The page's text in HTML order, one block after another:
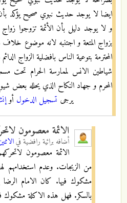
ايضا لا يوجد حديث نبوي صحيح يؤكد بأن
و لا يوجد دليل بأن الأئمة تزوجوا
بزواج المتعة و اجتنبه لانه موضوع خلاف
المحترمة بتوعية الناس بافضلية الزواج
شياطين الانس لممارسة الحرام تحت
المحرم و جهاد النكاح الذي يحلله بعض
يرجى تسجيل الدخول أو
الائمة معصومون
أضافه برائية رافضيةفيالاثنين, 29/05/
الائمة معصومون
من الزيجات. وعدم استخدامهم
مشكوك فيها. كان الامام
بالسكر. فهل هذه الاكلة مشكوك